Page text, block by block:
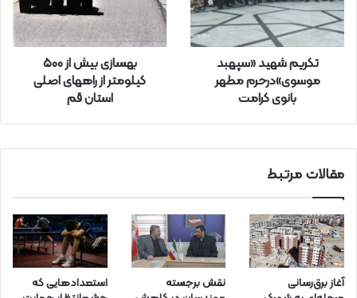
و
ا
ر
تکریم شهید «سپهبد
موسوی»درحرم مطهر
بانوی کرامت
بهسازی بیش از 500
کیلومتر از راههای اصلی
استان قم
مقالات مرتبط
آغاز برق‌رسانی
نقش برجسته
استعدادهایی که